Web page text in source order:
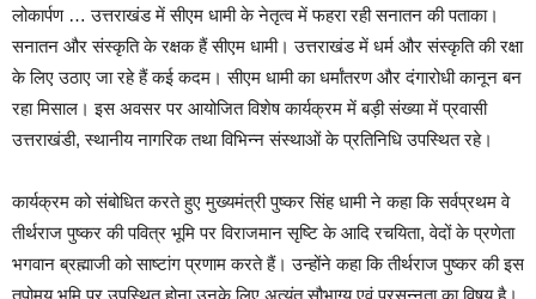
लोकार्पण … उत्तराखंड में सीएम धामी के नेतृत्व में फहरा रही सनातन की पताका।
सनातन और संस्कृति के रक्षक हैं सीएम धामी। उत्तराखंड में धर्म और संस्कृति की रक्षा
के लिए उठाए जा रहे हैं कई कदम। सीएम धामी का धर्मांतरण और दंगारोधी कानून बन
रहा मिसाल। इस अवसर पर आयोजित विशेष कार्यक्रम में बड़ी संख्या में प्रवासी
उत्तराखंडी, स्थानीय नागरिक तथा विभिन्न संस्थाओं के प्रतिनिधि उपस्थित रहे।
कार्यक्रम को संबोधित करते हुए मुख्यमंत्री पुष्कर सिंह धामी ने कहा कि सर्वप्रथम वे
तीर्थराज पुष्कर की पवित्र भूमि पर विराजमान सृष्टि के आदि रचयिता, वेदों के प्रणेता
भगवान ब्रह्माजी को साष्टांग प्रणाम करते हैं। उन्होंने कहा कि तीर्थराज पुष्कर की इस
तपोमय भूमि पर उपस्थित होना उनके लिए अत्यंत सौभाग्य एवं प्रसन्नता का विषय है।